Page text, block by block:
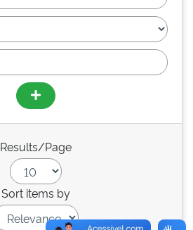
Results/Page
Sort items by